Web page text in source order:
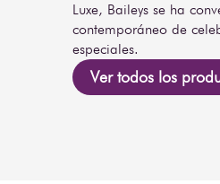
Luxe, Baileys se ha
contemporáneo de
especiales.
Ver todos los